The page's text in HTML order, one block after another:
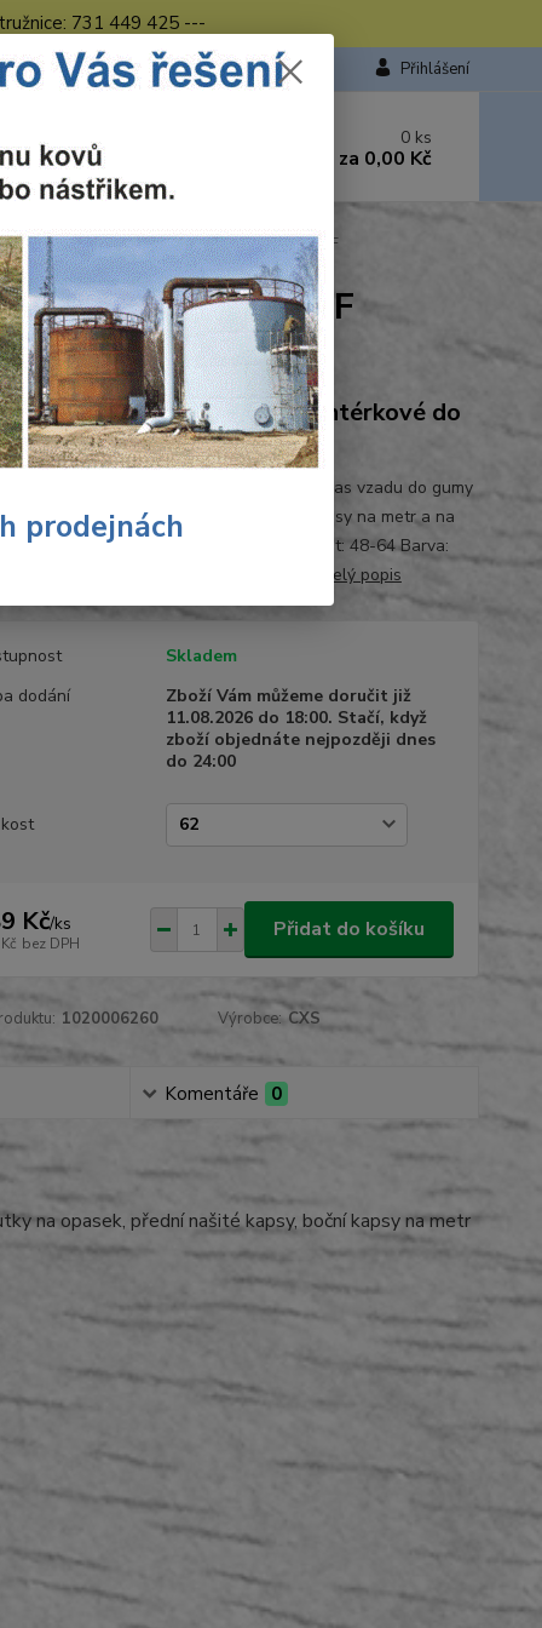
731 449 425 ---
Přihlášení
423
- 16.00 hod.
0 ks
za 0,00 Kč
do pasu červeno-černá CXS LUXY JOSEF
CXS LUXY JOSEF
Ohodnotit produkt
kalhoty LUXY JOSEF montérkové do
kalhoty do pasu, zdvojená kolena,pevný pas vzadu do gumy
na opasek, přední našité kapsy, boční kapsy na metr a na
kepr 100% bavlna 260g/m2 Velikost: 48-64 Barva:
celý popis
Skladem
dodání
Zboží Vám můžeme doručit již
11.08.2026 do 18:00. Stačí, když
zboží objednáte nejpozději dnes
do 24:00
Kč/ks
bez DPH
Přidat do košíku
1020006260 Výrobce: CXS
Komentáře 0
na opasek, přední našité kapsy, boční kapsy na metr
prodejnách